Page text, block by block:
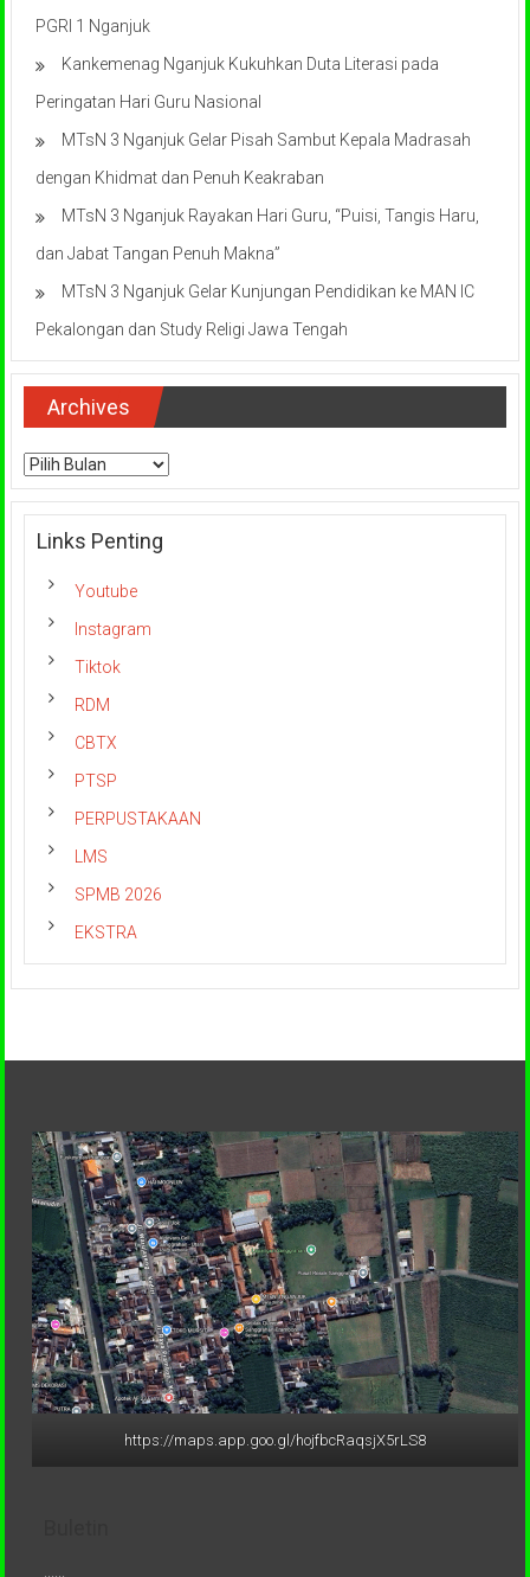
PGRI 1 Nganjuk
Kankemenag Nganjuk Kukuhkan Duta Literasi pada
Peringatan Hari Guru Nasional
MTsN 3 Nganjuk Gelar Pisah Sambut Kepala Madrasah
dengan Khidmat dan Penuh Keakraban
MTsN 3 Nganjuk Rayakan Hari Guru, “Puisi, Tangis Haru,
dan Jabat Tangan Penuh Makna”
MTsN 3 Nganjuk Gelar Kunjungan Pendidikan ke MAN IC
Pekalongan dan Study Religi Jawa Tengah
Archives
Archives
Links Penting
Youtube
Instagram
Tiktok
RDM
CBTX
PTSP
PERPUSTAKAAN
LMS
SPMB 2026
EKSTRA
https://maps.app.goo.gl/hojfbcRaqsjX5rLS8